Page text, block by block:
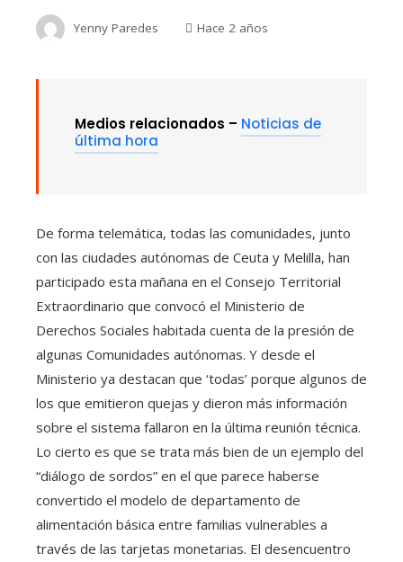
Yenny Paredes Hace 2 años
Medios relacionados – Noticias de
última hora
De forma telemática, todas las comunidades, junto
con las ciudades autónomas de Ceuta y Melilla, han
participado esta mañana en el Consejo Territorial
Extraordinario que convocó el Ministerio de
Derechos Sociales habitada cuenta de la presión de
algunas Comunidades autónomas. Y desde el
Ministerio ya destacan que ‘todas’ porque algunos de
los que emitieron quejas y dieron más información
sobre el sistema fallaron en la última reunión técnica.
Lo cierto es que se trata más bien de un ejemplo del
“diálogo de sordos” en el que parece haberse
convertido el modelo de departamento de
alimentación básica entre familias vulnerables a
través de las tarjetas monetarias. El desencuentro